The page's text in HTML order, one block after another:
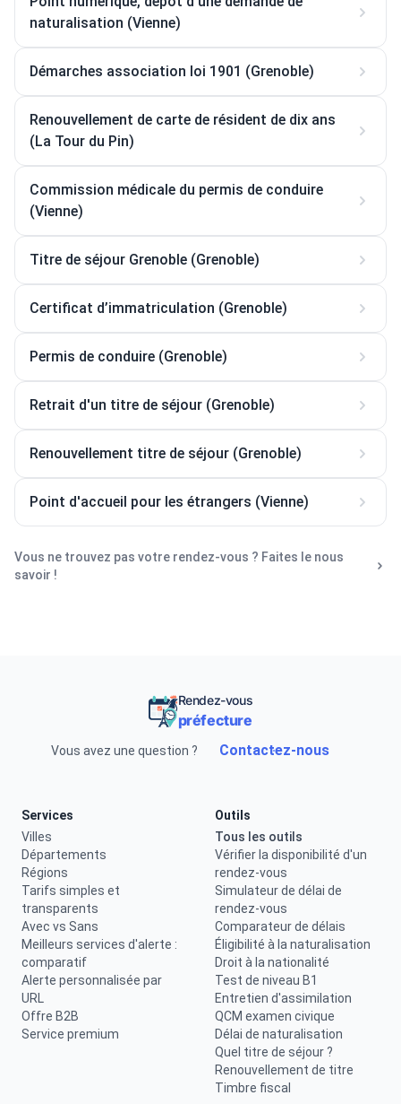
naturalisation (Vienne)
Démarches association loi 1901 (Grenoble)
Renouvellement de carte de résident de dix ans
(La Tour du Pin)
Commission médicale du permis de conduire
(Vienne)
Titre de séjour Grenoble (Grenoble)
Certificat d’immatriculation (Grenoble)
Permis de conduire (Grenoble)
Retrait d'un titre de séjour (Grenoble)
Renouvellement titre de séjour (Grenoble)
Point d'accueil pour les étrangers (Vienne)
Vous ne trouvez pas votre rendez-vous ? Faites le nous
savoir !
Rendez-vous
préfecture
Vous avez une question ? Contactez-nous
Services
Villes
Départements
Régions
Tarifs simples et
transparents
Avec vs Sans
Meilleurs services d'alerte :
comparatif
Alerte personnalisée par
URL
Offre B2B
Service premium
Outils
Tous les outils
Vérifier la disponibilité d'un
rendez-vous
Simulateur de délai de
rendez-vous
Comparateur de délais
Éligibilité à la naturalisation
Droit à la nationalité
Test de niveau B1
Entretien d'assimilation
QCM examen civique
Délai de naturalisation
Quel titre de séjour ?
Renouvellement de titre
Timbre fiscal